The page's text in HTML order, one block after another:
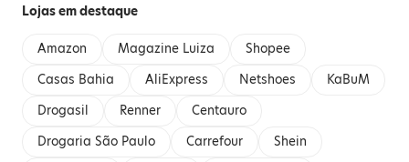
Lojas em destaque
Amazon Magazine Luiza
Shopee
Casas Bahia
AliExpress Netshoes
KaBuM
Drogasil
Renner
Centauro
Drogaria São Paulo
Carrefour
Shein